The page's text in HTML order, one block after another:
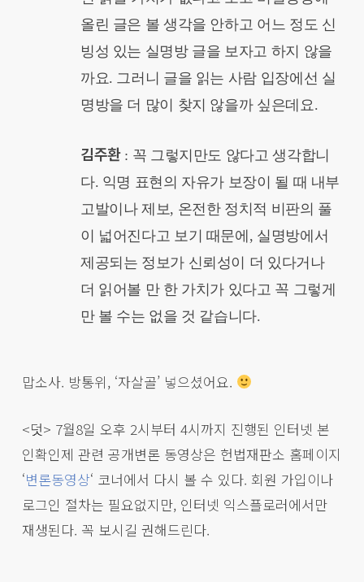
올린 글은 볼 생각을 안하고 어느 정도 신
빙성 있는 실명방 글을 보자고 하지 않을
까요. 그러니 글을 읽는 사람 입장에선 실
명방을 더 많이 찾지 않을까 싶은데요.
김주환: 꼭 그렇지만도 않다고 생각합니
다. 익명 표현의 자유가 보장이 될 때 내부
고발이나 제보, 온전한 정치적 비판의 풀
이 넓어진다고 보기 때문에, 실명방에서
제공되는 정보가 신뢰성이 더 있다거나
더 읽어볼 만 한 가치가 있다고 꼭 그렇게
만 볼 수는 없을 것 같습니다.
맙소사. 방통위, ‘자살골’ 넣으셨어요.
<덧> 7월8일 오후 2시부터 4시까지 진행된 인터넷 본
인확인제 관련 공개변론 동영상은 헌법재판소 홈페이지
‘변론동영상‘ 코너에서 다시 볼 수 있다. 회원 가입이나
로그인 절차는 필요없지만, 인터넷 익스플로러에서만
재생된다. 꼭 보시길 권해드린다.